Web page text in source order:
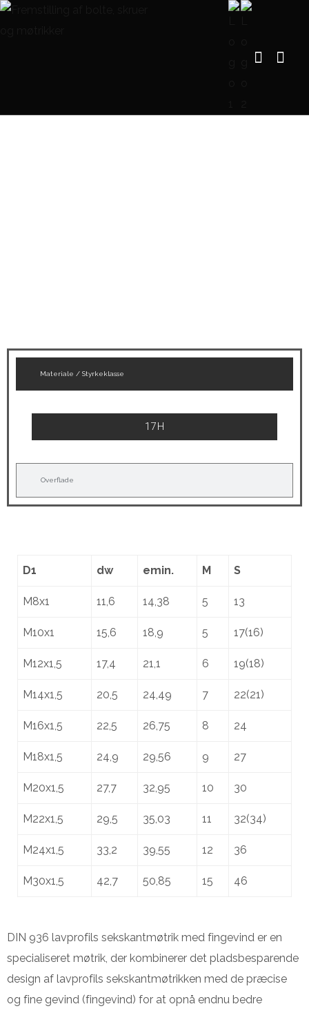
Materiale / Styrkeklasse
Overflade
17 H
D1 dw emin. M S
M8x1 11,6 14,38 5 13
M10x1 15,6 18,9 5 17(16)
M12x1,5 17,4 21,1 6 19(18)
M14x1,5 20,5 24,49 7 22(21)
M16x1,5 22,5 26,75 8 24
M18x1,5 24,9 29,56 9 27
M20x1,5 27,7 32,95 10 30
M22x1,5 29,5 35,03 11 32(34)
M24x1,5 33,2 39,55 12 36
M30x1,5 42,7 50,85 15 46
DIN 936 lavprofils sekskantmøtrik med fingevind er en
specialiseret møtrik, der kombinerer det pladsbesparende
design af lavprofils sekskantmøtrikken med de præcise
og fine gevind (fingevind) for at opnå endnu bedre